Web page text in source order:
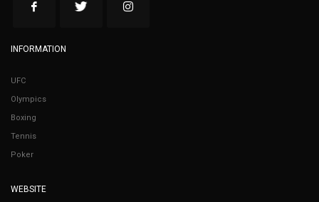
INFORMATION
UFC
Olympics
Boxing
Tennis
Poker
WEBSITE